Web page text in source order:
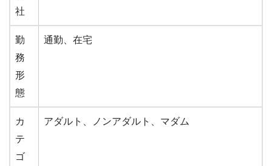
名
社
勤
務
形
態
通勤、在宅
カ
テ
ゴ
アダルト、ノンアダルト、マダム